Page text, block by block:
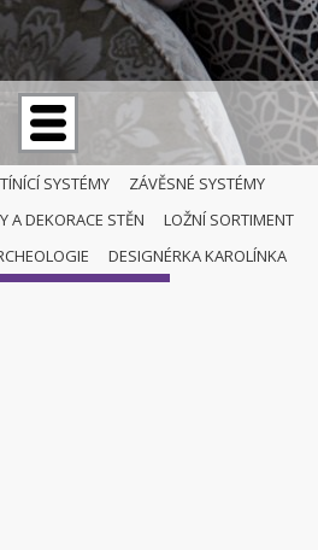
SYSTÉMY
ZÁVĚSNÉ SYSTÉMY
A DEKORACE STĚN
LOŽNÍ SORTIMENT
DESIGNÉRKA KAROLÍNKA